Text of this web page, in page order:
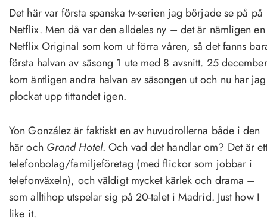
Det här var första spanska tv-serien jag började se på på
Netflix. Men då var den alldeles ny – det är nämligen en
Netflix Original som kom ut förra våren, så det fanns
första halvan av säsong 1 ute med 8 avsnitt. 25 december
kom äntligen andra halvan av säsongen ut och nu har jag
plockat upp tittandet igen.
Yon González är faktiskt en av huvudrollerna både i den
här och Grand Hotel. Och vad det handlar om? Det är
telefonbolag/familjeföretag (med flickor som jobbar i
telefonväxeln), och väldigt mycket kärlek och drama –
som alltihop utspelar sig på 20-talet i Madrid. Just how I
like it.